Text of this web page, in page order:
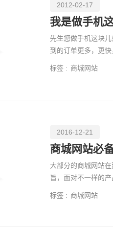
2012-02-17
我是做手机
先生您做手机这块
到的订单更多，更
标签 : 商城网站
2016-12-21
商城网站必
大部分的商城网站
旨，面对不一样的
标签 : 商城网站